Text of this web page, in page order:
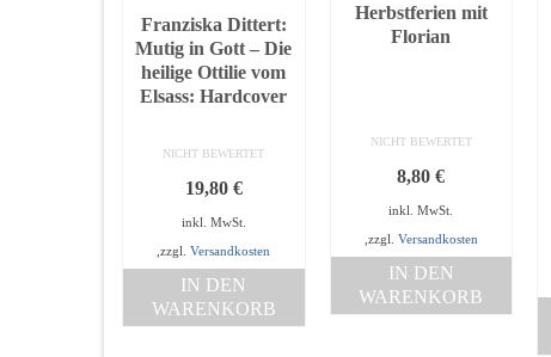
Franziska Dittert:
Mutig in Gott – Die
heilige Ottilie vom
Elsass: Hardcover
NICHT BEWERTET
19,80 €
inkl. MwSt.
,zzgl.Versandkosten
IN DEN
WARENKORB
Herbstferien mit
Florian
NICHT BEWERTET
8,80€
inkl. MwSt.
,zzgl. Versandkosten
IN DEN
WARENKORB